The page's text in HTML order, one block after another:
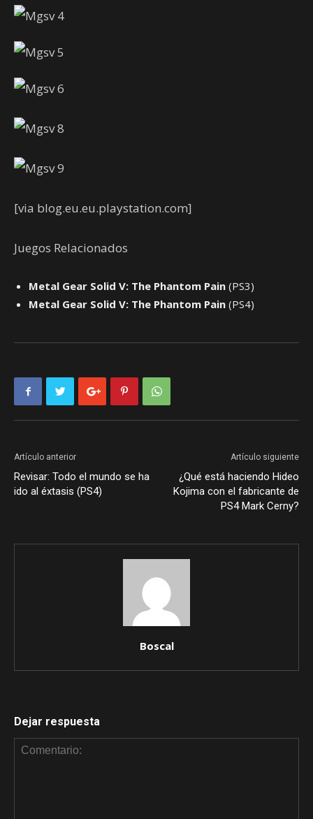
[via blog.eu.eu.playstation.com]
Juegos Relacionados
Metal Gear Solid V: The Phantom Pain (PS3)
Metal Gear Solid V: The Phantom Pain (PS4)
Artículo anterior
Revisar: Todo el mundo se ha
ido al éxtasis (PS4)
Artículo siguiente
¿Qué está haciendo Hideo
Kojima con el fabricante de
PS4 Mark Cerny?
Boscal
Dejar respuesta